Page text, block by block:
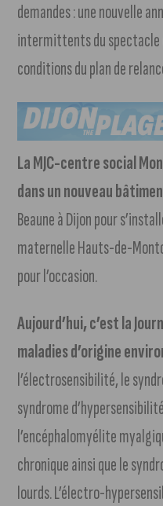
demandes : une nouvelle
intermittents du
conditions du plan de
La MJC-centre social
dans un nouveau
Beaune à Dijon pour
maternelle Hauts-de-
pour l’occasion.
Aujourd’hui, c’est la
maladies d’origine
l’électrosensibilité, le
syndrome
l’encéphalomyélite
chronique ainsi que le
lourds. L’électro-